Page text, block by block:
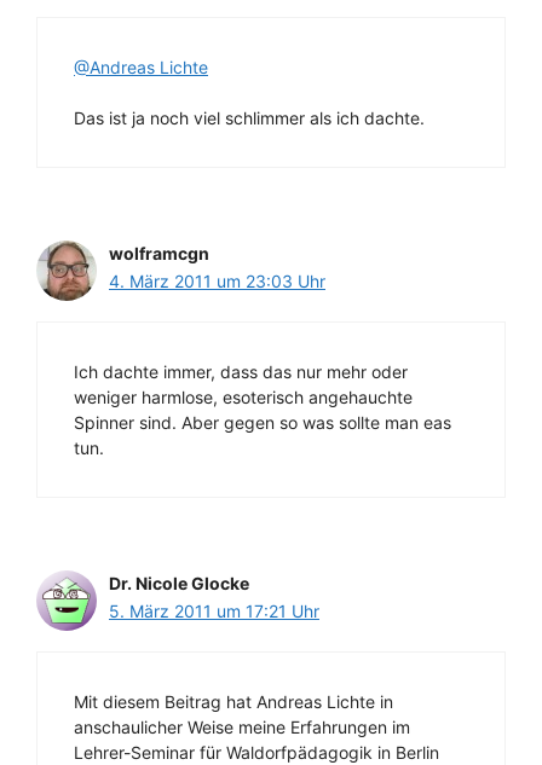
@Andreas Lichte
Das ist ja noch viel schlimmer als ich dachte.
wolframcgn
4. März 2011 um 23:03 Uhr
Ich dachte immer, dass das nur mehr oder
weniger harmlose, esoterisch angehauchte
Spinner sind. Aber gegen so was sollte man eas
tun.
Dr. Nicole Glocke
5. März 2011 um 17:21 Uhr
Mit diesem Beitrag hat Andreas Lichte in
anschaulicher Weise meine Erfahrungen im
Lehrer-Seminar für Waldorfpädagogik in Berlin